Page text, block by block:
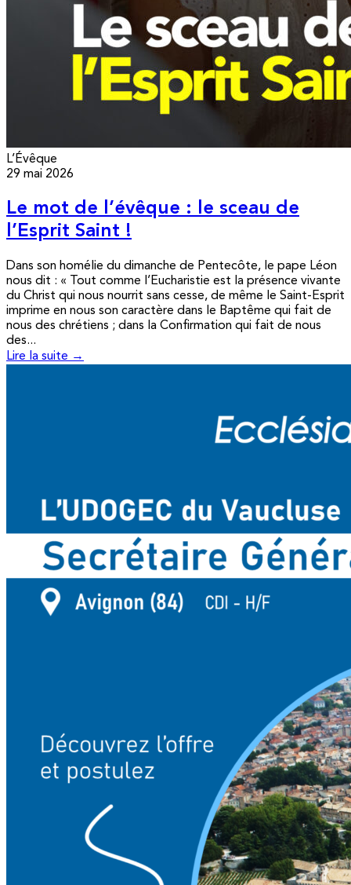
L’Évêque
29 mai 2026
Le mot de l’évêque : le sceau de
l’Esprit Saint !
Dans son homélie du dimanche de Pentecôte, le pape Léon
nous dit : « Tout comme l’Eucharistie est la présence vivante
du Christ qui nous nourrit sans cesse, de même le Saint-Esprit
imprime en nous son caractère dans le Baptême qui fait de
nous des chrétiens ; dans la Confirmation qui fait de nous
des...
Lire la suite →